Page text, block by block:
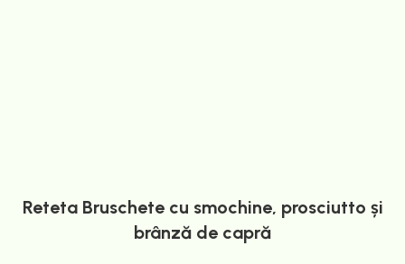
Reteta Bruschete cu smochine, prosciutto și
brânză de capră